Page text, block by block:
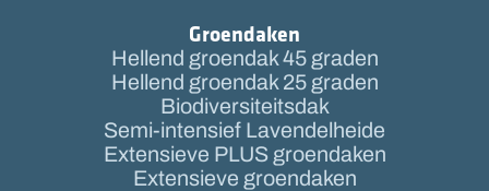
Groendaken
Hellend groendak 45 graden
Hellend groendak 25 graden
Biodiversiteitsdak
Semi-intensief Lavendelheide
Extensieve PLUS groendaken
Extensieve groendaken